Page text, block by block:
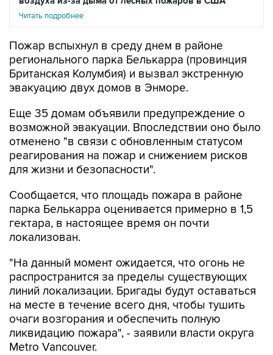
Читать подробнее
Пожар вспыхнул в среду днем в районе
регионального парка Белькарра (провинция
Британская Колумбия) и вызвал экстренную
эвакуацию двух домов в Энморе.
Еще 35 домам объявили предупреждение о
возможной эвакуации. Впоследствии оно было
отменено "в связи с обновленным статусом
реагирования на пожар и снижением рисков
для жизни и безопасности".
Сообщается, что площадь пожара в районе
парка Белькарра оценивается примерно в 1,5
гектара, в настоящее время он почти
локализован.
"На данный момент ожидается, что огонь не
распространится за пределы существующих
линий локализации. Бригады будут оставаться
на месте в течение всего дня, чтобы тушить
очаги возгорания и обеспечить полную
ликвидацию пожара", - заявили власти округа
Metro Vancouver.